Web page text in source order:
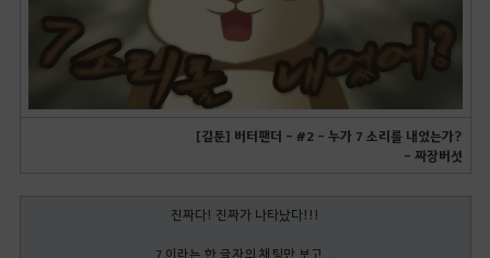
[길툰] 버터팬더 - #2 - 누가 7 소리를 내었는가?
- 짜장버섯
진짜다! 진짜가 나타났다!!!
7 이라는 한 글자의 채팅만 보고…